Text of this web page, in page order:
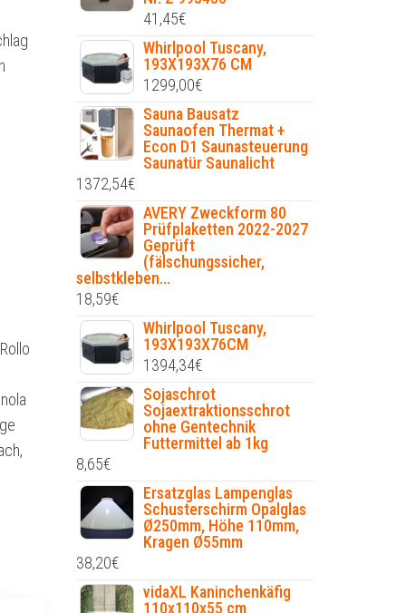
41,45€
Whirlpool Tuscany,
193X193X76 CM
1299,00€
Sauna Bausatz
Saunaofen Thermat +
Econ D1 Saunasteuerung
Saunatür Saunalicht
1372,54€
AVERY Zweckform 80
Prüfplaketten 2022-2027
Geprüft
(fälschungssicher,
selbstkleben...
18,59€
Whirlpool Tuscany,
193X193X76CM
1394,34€
Sojaschrot
Sojaextraktionsschrot
ohne Gentechnik
Futtermittel ab 1kg
8,65€
Ersatzglas Lampenglas
Schusterschirm Opalglas
Ø250mm, Höhe 110mm,
Kragen Ø55mm
38,20€
vidaXL Kaninchenkäfig
110x110x55 cm